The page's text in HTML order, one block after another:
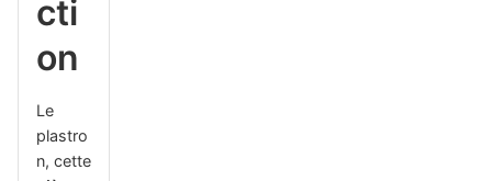
cti
on
Le
plastro
n, cette